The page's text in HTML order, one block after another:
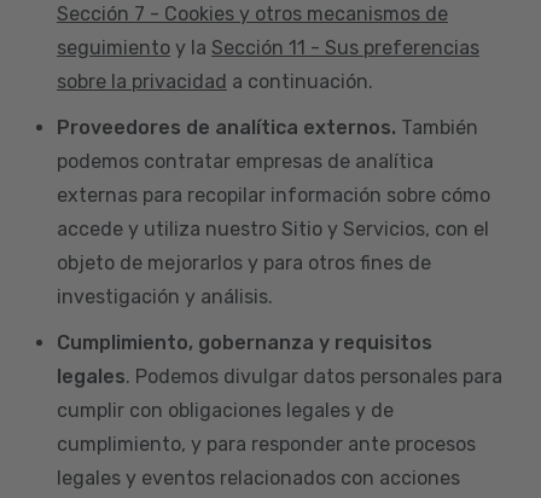
Sección 7 - Cookies y otros mecanismos de
seguimiento y la Sección 11 - Sus preferencias
sobre la privacidad a continuación.
Proveedores de analítica externos. También
podemos contratar empresas de analítica
externas para recopilar información sobre cómo
accede y utiliza nuestro Sitio y Servicios, con el
objeto de mejorarlos y para otros fines de
investigación y análisis.
Cumplimiento, gobernanza y requisitos
legales. Podemos divulgar datos personales para
cumplir con obligaciones legales y de
cumplimiento, y para responder ante procesos
legales y eventos relacionados con acciones